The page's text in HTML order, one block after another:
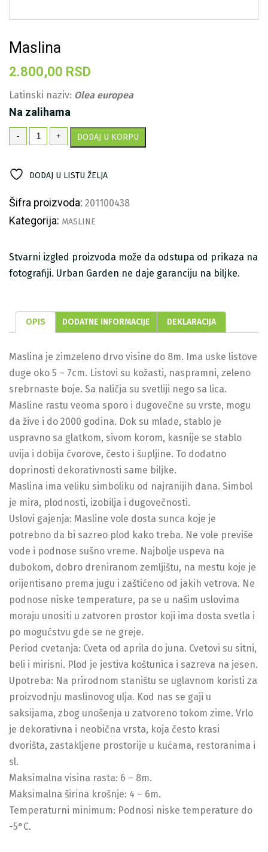
Maslina
2.800,00 RSD
Latinski naziv: Olea europea
Na zalihama
-
Maslina
količina
+ DODAJ U KORPU
DODAJ U LISTU ŽELJA
Šifra proizvoda: 201100438
Kategorija: MASLINE
Stvarni izgled proizvoda može da odstupa od prikaza na
fotografiji. Urban Garden ne daje garanciju na biljke.
OPIS DODATNE INFORMACIJE DEKLARACIJA
Maslina je zimzeleno drvo visine do 8m. Ima uske listove
duge oko 5 – 7cm. Listovi su kožasti, naspramni, zeleno
srebrnaste boje. Sa naličja su svetliji nego sa lica.
Masline rastu veoma sporo i dugovečne su vrste, mogu
da žive i do 2000 godina. Dok su mlade, stablo je
uspravno sa glatkom, sivom korom, kasnije se stablo
uvija i dobija čvorove, često i šupljine. To dodatno
doprinosti dekorativnosti same biljke.
Maslina ima veliku simboliku od najranijih dana. Simbol
je mira, plodnosti, izobilja i dugovečnosti.
Uslovi gajenja: Masline vole dosta sunca koje je
potrebno da bi sazreo plod kako treba. Ne vole previše
vode i podnose sušno vreme. Najbolje uspeva na
dubokom, dobro dreniranom zemljištu, na mestu koje je
orijentisano prema jugu i zaštićeno od jakih vetrova. Ne
podnose niske temperature, pa se u našim uslovima
moraju unositi u zatvoren prostor koji ima dosta svetla i
po mogućstvu gde se ne greje.
Period cvetanja: Cveta od aprila do juna. Cvetovi su sitni,
beli i mirisni. Plod je jestiva koštunica i sazreva na jesen.
Upotreba: Na prirodnom staništu se uglavnom koristi za
proizvodnju maslinovog ulja. Kod nas se gaji u
saksijama, zbog unošenja u zatvoreno tokom zime. Vrlo
je dekorativna i neobična vrsta, koja često krasi
dvorišta, zastakljene prostorije u kućama, restoranima i
sl.
Maksimalna visina rasta: 6 – 8m.
Maksimalna širina krošnje: 4 – 6m.
Temperaturni minimum: Podnosi niske temperature do
-5°C.